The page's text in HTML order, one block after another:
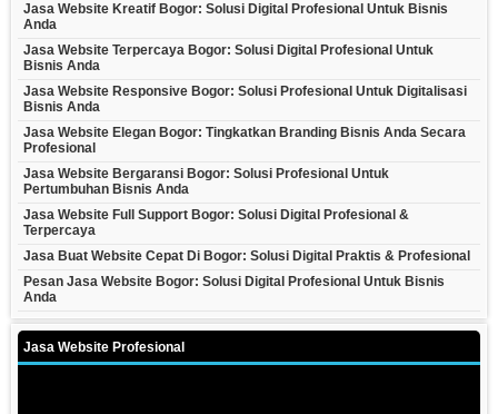
Jasa Website Kreatif Bogor: Solusi Digital Profesional Untuk Bisnis
Anda
Jasa Website Terpercaya Bogor: Solusi Digital Profesional Untuk
Bisnis Anda
Jasa Website Responsive Bogor: Solusi Profesional Untuk Digitalisasi
Bisnis Anda
Jasa Website Elegan Bogor: Tingkatkan Branding Bisnis Anda Secara
Profesional
Jasa Website Bergaransi Bogor: Solusi Profesional Untuk
Pertumbuhan Bisnis Anda
Jasa Website Full Support Bogor: Solusi Digital Profesional &
Terpercaya
Jasa Buat Website Cepat Di Bogor: Solusi Digital Praktis & Profesional
Pesan Jasa Website Bogor: Solusi Digital Profesional Untuk Bisnis
Anda
Jasa Website Profesional